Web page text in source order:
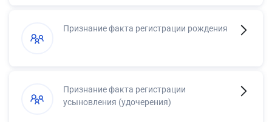
Признание факта регистрации рождения
Признание факта регистрации
усыновления (удочерения)